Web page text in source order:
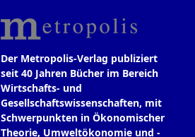
Der Metropolis-Verlag publiziert
seit 40 Jahren Bücher im Bereich
Wirtschafts- und
Gesellschaftswissenschaften, mit
Schwerpunkten in Ökonomischer
Theorie, Umweltökonomie und -